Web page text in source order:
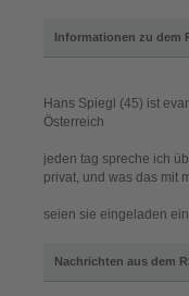
Informationen zu dem
Hans Spiegl (45) ist
Österreich
jeden tag spreche ich
privat, und was das mit
seien sie eingeladen
Nachrichten aus dem